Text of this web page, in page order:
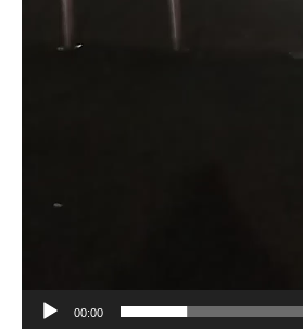
00:00